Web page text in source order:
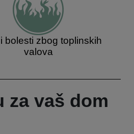
bolesti zbog toplinskih
valova
vaš dom